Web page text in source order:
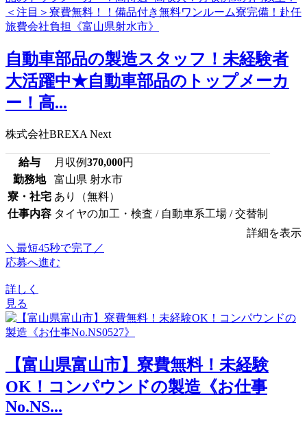
自動車部品の製造スタッフ！未経験者
大活躍中★自動車部品のトップメーカ
ー！高...
株式会社BREXA Next
給与 月収例370,000円
勤務地
富山県 射水市
寮・社宅 あり（無料）
仕事内容 タイヤの加工・検査 / 自動車系工場 / 交替制
詳細を表示
＼最短45秒で完了／
応募へ進む
詳しく
見る
【富山県富山市】寮費無料！未経験
OK！コンパウンドの製造《お仕事
No.NS...